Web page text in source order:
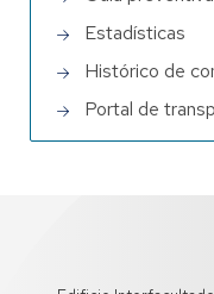
Estadísticas
Histórico de
Portal de